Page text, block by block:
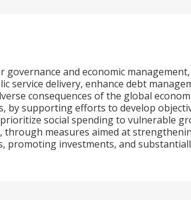
governance and economic
service delivery, enhance debt
consequences of the global
by supporting efforts to develop
social spending to vulnerable
through measures aimed at
promoting investments, and